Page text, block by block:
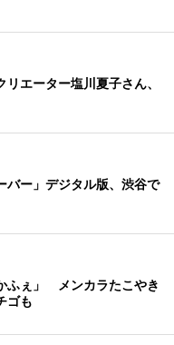
リエーター塩川夏子さん、
バー」デジタル版、渋谷で
ふぇ」 メンカラたこやき
ゴも